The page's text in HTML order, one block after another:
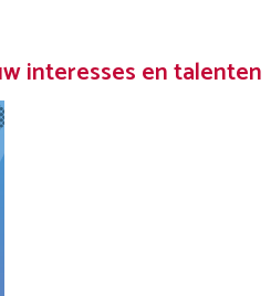
interesses en talenten